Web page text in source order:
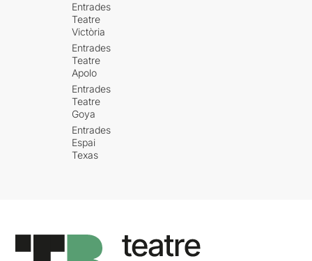
Entrades
Teatre
Victòria
Entrades
Teatre
Apolo
Entrades
Teatre
Goya
Entrades
Espai
Texas